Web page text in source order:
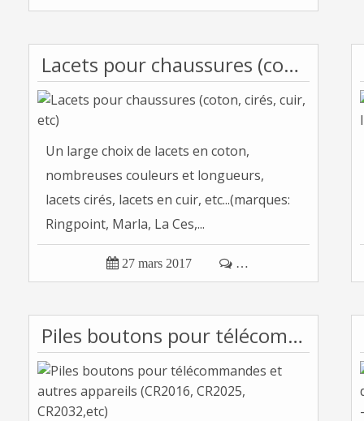
Lacets pour chaussures (coton, cirés, cuir, etc)
Un large choix de lacets en coton,
nombreuses couleurs et longueurs,
lacets cirés, lacets en cuir, etc...(marques:
Ringpoint, Marla, La Ces,...
 27 mars 2017  …
Piles boutons pour télécommandes et autres appareils (CR2016, CR2025, CR2032,etc)